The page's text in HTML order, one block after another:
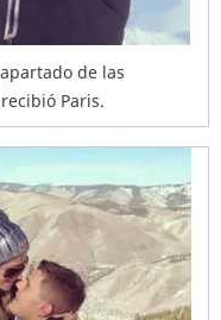
de las
Paris.